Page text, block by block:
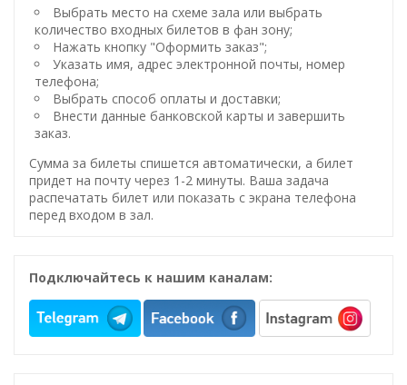
Выбрать место на схеме зала или выбрать
количество входных билетов в фан зону;
Нажать кнопку "Оформить заказ";
Указать имя, адрес электронной почты, номер
телефона;
Выбрать способ оплаты и доставки;
Внести данные банковской карты и завершить
заказ.
Сумма за билеты спишется автоматически, а билет
придет на почту через 1-2 минуты. Ваша задача
распечатать билет или показать с экрана телефона
перед входом в зал.
Подключайтесь к нашим каналам: